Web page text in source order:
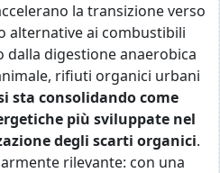
la transizione verso
alternative ai combustibili
dalla digestione anaerobica
rifiuti organici urbani
sta consolidando come
più sviluppate nel
degli scarti organici.
rilevante: con una